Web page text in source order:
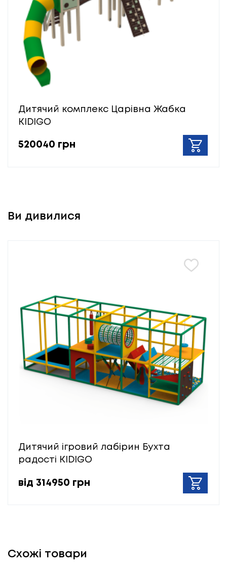
Дитячий комплекс Царівна Жабка
KIDIGO
520040 грн
Ви дивилися
Дитячий ігровий лабірин Бухта
радості KIDIGO
від 314950 грн
Схожі товари